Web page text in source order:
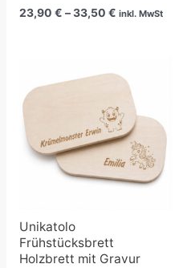
23,90 € –33,50 € inkl. MwSt
Unikatolo
Frühstücksbrett
Holzbrett mit Gravur